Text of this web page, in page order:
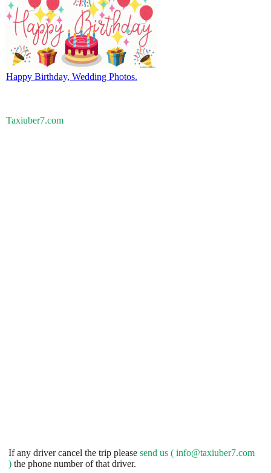
Happy Birthday, Wedding Photos.
Taxiuber7.com
If any driver cancel the trip please send us ( info@taxiuber7.com
) the phone number of that driver.